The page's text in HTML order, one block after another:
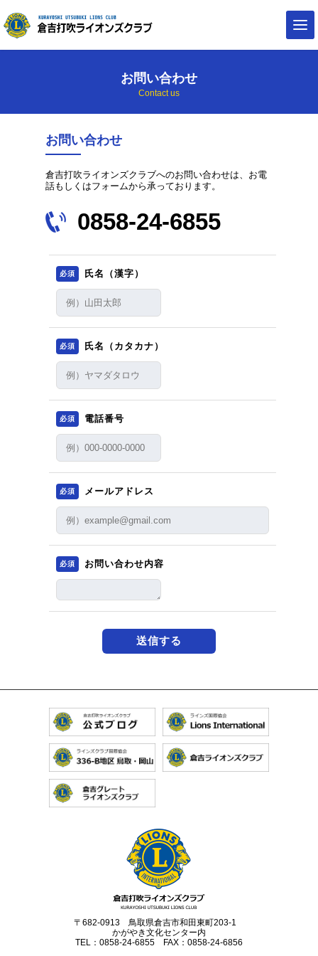
お問い合わせ
Contact us
お問い合わせ
倉吉打吹ライオンズクラブへのお問い合わせは、お電
話もしくはフォームから承っております。
0858-24-6855
必須 氏名（漢字）
必須 氏名（カタカナ）
必須 電話番号
必須 メールアドレス
必須 お問い合わせ内容
〒682-0913 鳥取県倉吉市和田東町203-1
かがやき文化センター内
TEL：0858-24-6855 FAX：0858-24-6856